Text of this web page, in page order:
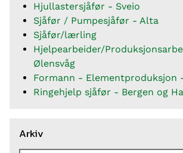
Hjullastersjåfør - Sveio
Sjåfør / Pumpesjåfør - Alta
Sjåfør/lærling
Hjelpearbeider/
Ølensvåg
Formann - Elementproduksjon
Ringehjelp sjåfør - Bergen og
Arkiv